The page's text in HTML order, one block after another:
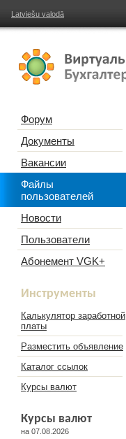
Latviešu valodā
Форум
Документы
Вакансии
Файлы
пользователей
Новости
Пользователи
Абонемент VGK+
Инструменты
Калькулятор заработной
платы
Разместить объявление
Каталог ссылок
Курсы валют
Курсы валют
на 07.08.2026